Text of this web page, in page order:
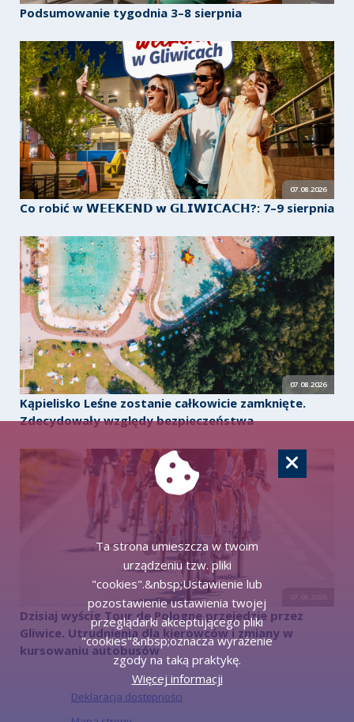
Podsumowanie tygodnia 3–8 sierpnia
07.08.2026
Co robić w 𝗪𝗘𝗘𝗞𝗘𝗡𝗗 𝘄 𝗚𝗟𝗜𝗪𝗜𝗖𝗔𝗖𝗛?: 7–9 sierpnia
07.08.2026
Kąpielisko Leśne zostanie całkowicie zamknięte.
Zdecydowały względy bezpieczeństwa
Dzisiaj wyścig Tour de Pologne przejedzie przez
Gliwice. Utrudnienia dla kierowców i zmiany w
kursowaniu autobusów
Deklaracja dostępności
Ta strona umieszcza w twoim
urządzeniu tzw. pliki
"cookies".&nbsp;Ustawienie lub
pozostawienie ustawienia twojej
przeglądarki akceptującego pliki
"cookies"&nbsp;oznacza wyrażenie
zgody na taką praktykę.
Więcej informacji